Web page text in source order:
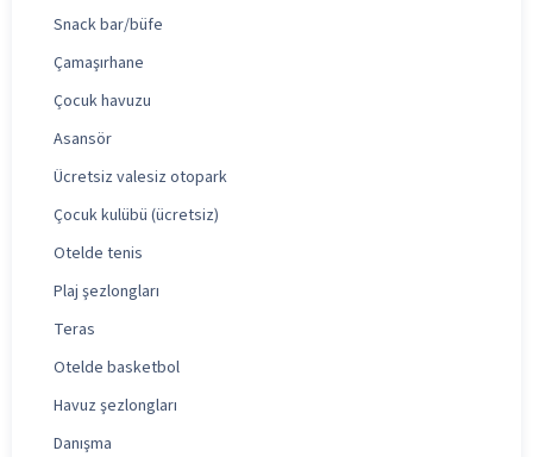
Snack bar/büfe
Çamaşırhane
Çocuk havuzu
Asansör
Ücretsiz valesiz otopark
Çocuk kulübü (ücretsiz)
Otelde tenis
Plaj şezlongları
Teras
Otelde basketbol
Havuz şezlongları
Danışma